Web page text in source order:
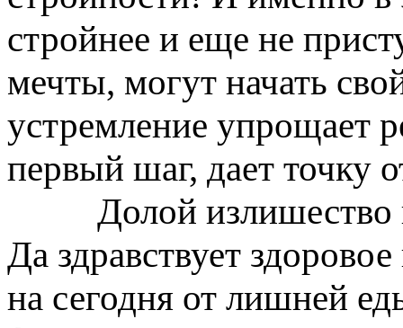
стройнее и еще не
мечты, могут начать
устремление упрощает
первый шаг, дает точку
Долой излишество в
Да здравствует
на сегодня от лишней